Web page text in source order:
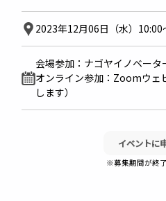
2023年12月06日（水）10:00
会場参加：ナゴヤイノベータ
オンライン参加：Zoomウェ
します）
イベントに
※募集期間が終了